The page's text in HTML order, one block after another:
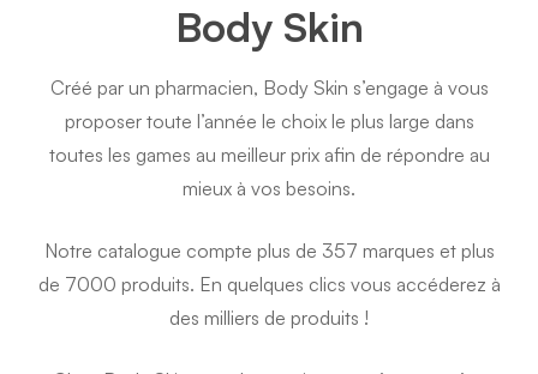
Body Skin
Créé par un pharmacien, Body Skin s’engage à vous
proposer toute l’année le choix le plus large dans
toutes les games au meilleur prix afin de répondre au
mieux à vos besoins.
Notre catalogue compte plus de 357 marques et plus
de 7000 produits. En quelques clics vous accéderez à
des milliers de produits !